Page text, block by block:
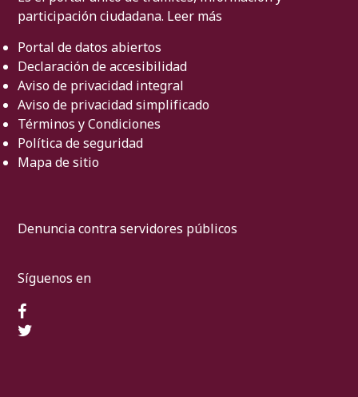
participación ciudadana. Leer más
Portal de datos abiertos
Declaración de accesibilidad
Aviso de privacidad integral
Aviso de privacidad simplificado
Términos y Condiciones
Política de seguridad
Mapa de sitio
Denuncia contra servidores públicos
Síguenos en